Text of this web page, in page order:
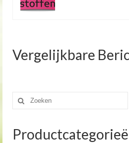
Vergelijkbare
Zoeken
naar: